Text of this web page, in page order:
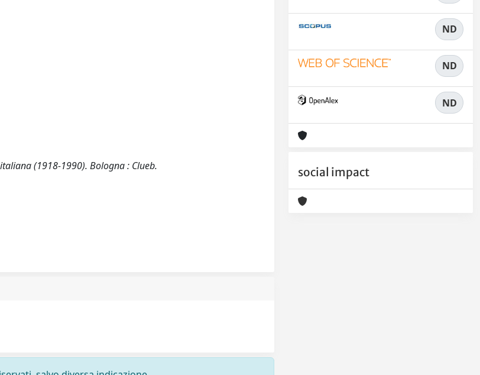
(1918-1990). Bologna : Clueb.
ND
ND
ND
social impact